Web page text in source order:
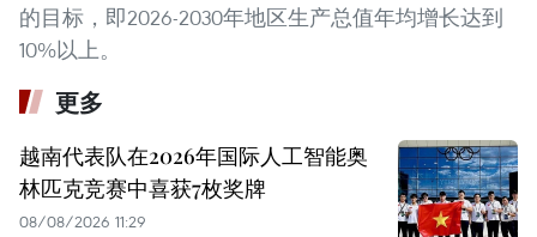
的目标，即2026-2030年地区生产总值年均增长达到
10%以上。
更多
越南代表队在2026年国际人工智能奥
林匹克竞赛中喜获7枚奖牌
08/08/2026 11:29